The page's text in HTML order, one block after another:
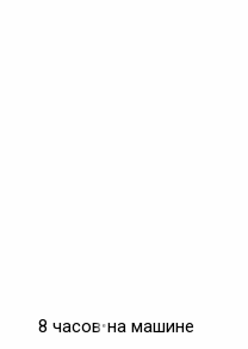
8 часов•на машине